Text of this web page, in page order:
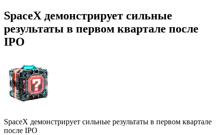
SpaceX демонстрирует сильные
результаты в первом квартале после
IPO
SpaceX демонстрирует сильные результаты в первом квартале
после IPO